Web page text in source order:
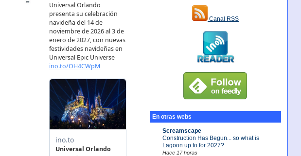
Canal RSS
En otras webs
Screamscape
Construction Has Begun... so what is
Lagoon up to for 2027?
Hace 17 horas